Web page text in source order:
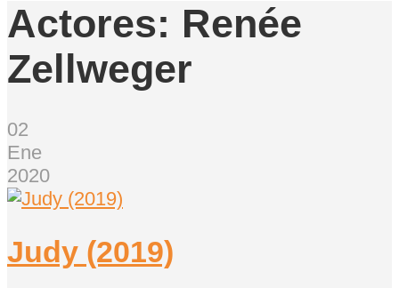
Actores: Renée
Zellweger
02
Ene
2020
Judy (2019)